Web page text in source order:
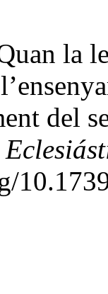
la
del